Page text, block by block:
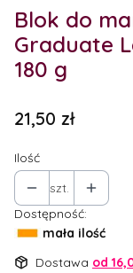
Blok do
Graduate
180 g
Cena
21,50 zł
Ilość
szt.
Dostępność:
mała ilość
Dostawa od